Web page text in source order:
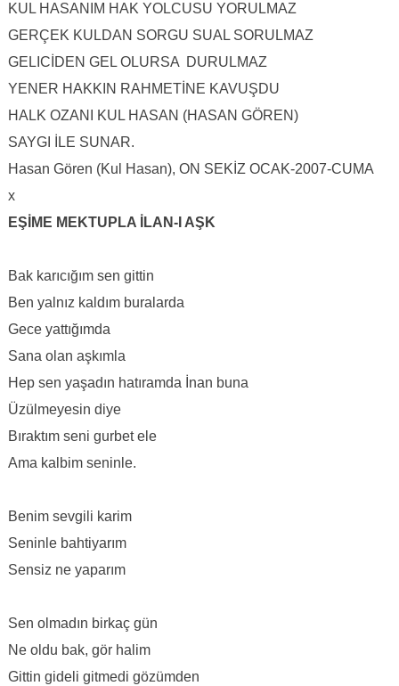
KUL HASANIM HAK YOLCUSU YORULMAZ
GERÇEK KULDAN SORGU SUAL SORULMAZ
GELICİDEN GEL OLURSA DURULMAZ
YENER HAKKIN RAHMETİNE KAVUŞDU
HALK OZANI KUL HASAN (HASAN GÖREN)
SAYGI İLE SUNAR.
Hasan Gören (Kul Hasan), ON SEKİZ OCAK-2007-CUMA
x
EŞİME MEKTUPLA İLAN-I AŞK
Bak karıcığım sen gittin
Ben yalnız kaldım buralarda
Gece yattığımda
Sana olan aşkımla
Hep sen yaşadın hatıramda İnan buna
Üzülmeyesin diye
Bıraktım seni gurbet ele
Ama kalbim seninle.
Benim sevgili karim
Seninle bahtiyarım
Sensiz ne yaparım
Sen olmadın birkaç gün
Ne oldu bak, gör halim
Gittin gideli gitmedi gözümden